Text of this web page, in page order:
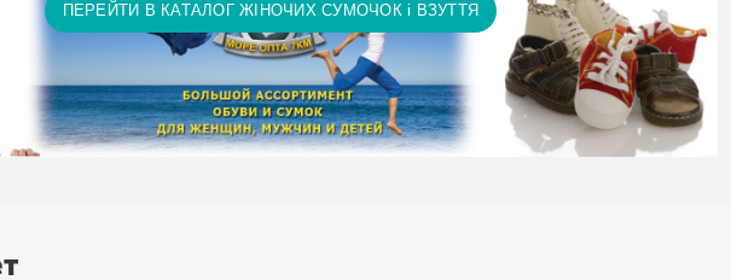
ПЕРЕЙТИ В КАТАЛОГ ЖІНОЧИХ СУМОЧОК і ВЗУТТЯ